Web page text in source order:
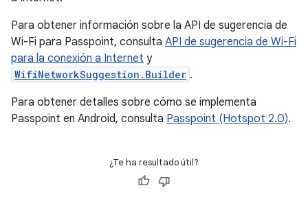
Para obtener información sobre la API de sugerencia de
Wi-Fi para Passpoint, consulta API de sugerencia de Wi-Fi
para la conexión a Internet y
WifiNetworkSuggestion.Builder .
Para obtener detalles sobre cómo se implementa
Passpoint en Android, consulta Passpoint (Hotspot 2.0).
¿Te ha resultado útil?